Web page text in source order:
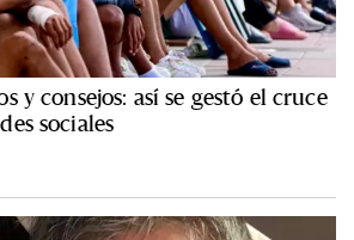
y consejos: así se gestó el cruce
sociales